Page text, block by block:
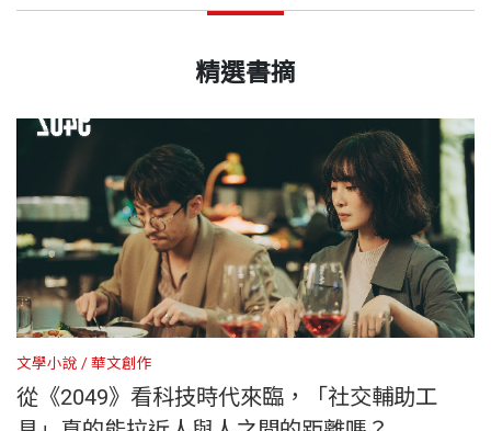
精選書摘
文學小說 華文創作
從《2049》看科技時代來臨，「社交輔助工